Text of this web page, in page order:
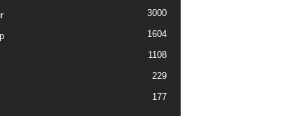
3000
1604
1108
229
177